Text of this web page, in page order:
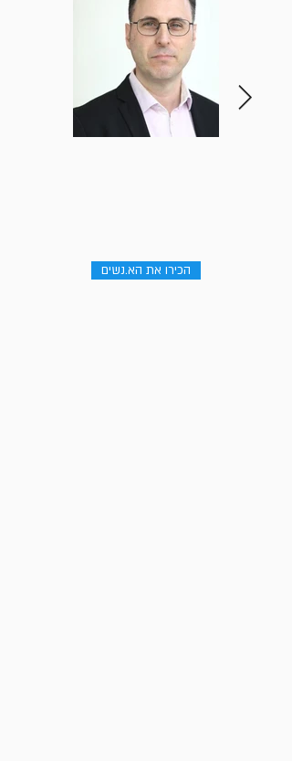
הכירו את הא.נשים